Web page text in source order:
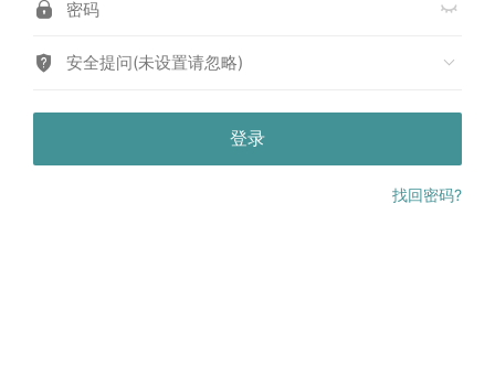
安全提问(未设置请忽略)
登录
找回密码?